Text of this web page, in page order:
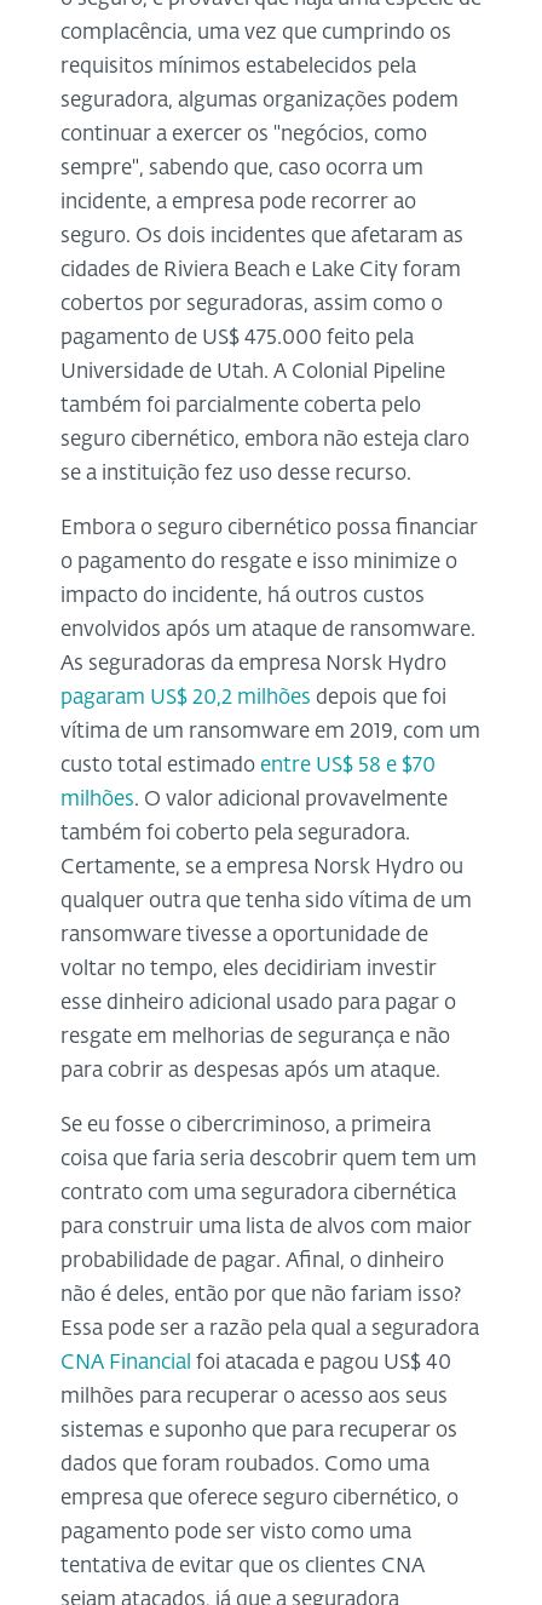
complacência, uma vez que cumprindo os
requisitos mínimos estabelecidos pela
seguradora, algumas organizações podem
continuar a exercer os "negócios, como
sempre", sabendo que, caso ocorra um
incidente, a empresa pode recorrer ao
seguro. Os dois incidentes que afetaram as
cidades de Riviera Beach e Lake City foram
cobertos por seguradoras, assim como o
pagamento de US$ 475.000 feito pela
Universidade de Utah. A Colonial Pipeline
também foi parcialmente coberta pelo
seguro cibernético, embora não esteja claro
se a instituição fez uso desse recurso.
Embora o seguro cibernético possa financiar
o pagamento do resgate e isso minimize o
impacto do incidente, há outros custos
envolvidos após um ataque de ransomware.
As seguradoras da empresa Norsk Hydro
pagaram US$ 20,2 milhões depois que foi
vítima de um ransomware em 2019, com um
custo total estimado entre US$ 58 e $70
milhões. O valor adicional provavelmente
também foi coberto pela seguradora.
Certamente, se a empresa Norsk Hydro ou
qualquer outra que tenha sido vítima de um
ransomware tivesse a oportunidade de
voltar no tempo, eles decidiriam investir
esse dinheiro adicional usado para pagar o
resgate em melhorias de segurança e não
para cobrir as despesas após um ataque.
Se eu fosse o cibercriminoso, a primeira
coisa que faria seria descobrir quem tem um
contrato com uma seguradora cibernética
para construir uma lista de alvos com maior
probabilidade de pagar. Afinal, o dinheiro
não é deles, então por que não fariam isso?
Essa pode ser a razão pela qual a seguradora
CNA Financial foi atacada e pagou US$ 40
milhões para recuperar o acesso aos seus
sistemas e suponho que para recuperar os
dados que foram roubados. Como uma
empresa que oferece seguro cibernético, o
pagamento pode ser visto como uma
tentativa de evitar que os clientes CNA
sejam atacados, já que a seguradora